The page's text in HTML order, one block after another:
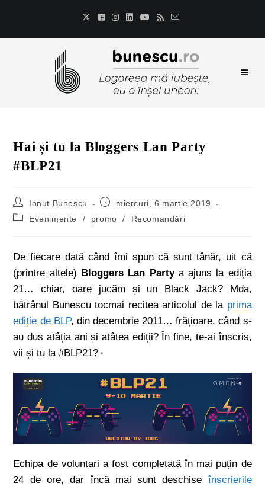
Hai și tu la Bloggers Lan Party
#BLP21
Ionut Bunescu
miercuri, 6 martie 2019
Evenimente
/ promo / Recomandări
De fiecare dată când îmi spun că sunt tânăr, uit că
(printre altele) Bloggers Lan Partya ajuns la ediția
21… chiar, oare jucăm și un Black Jack? Mda,
bătrânul Bunescu tocmai recitea articolul de la prima
ediție de BLP, din decembrie 2011… frățioare, când s-
au dus atâția ani și atâtea ediții? În fine, te-ai înscris,
vii și tu la #BLP21?
Echipa de voluntari a fost completată în mai puțin de
24 de ore, dar încă mai sunt deschiseînscrierile